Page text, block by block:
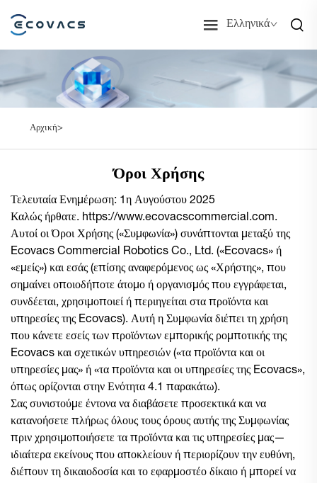
Ελληνικά
Αρχική>
Όροι Χρήσης
Τελευταία Ενημέρωση: 1η Αυγούστου 2025
Καλώς ήρθατε. https://www.ecovacscommercial.com.
Αυτοί οι Όροι Χρήσης («Συμφωνία») συνάπτονται μεταξύ της
Ecovacs Commercial Robotics Co., Ltd. («Ecovacs» ή
«εμείς») και εσάς (επίσης αναφερόμενος ως «Χρήστης», που
σημαίνει οποιοδήποτε άτομο ή οργανισμός που εγγράφεται,
συνδέεται, χρησιμοποιεί ή περιηγείται στα προϊόντα και
υπηρεσίες της Ecovacs). Αυτή η Συμφωνία διέπει τη χρήση
που κάνετε εσείς των προϊόντων εμπορικής ρομποτικής της
Ecovacs και σχετικών υπηρεσιών («τα προϊόντα και οι
υπηρεσίες μας» ή «τα προϊόντα και οι υπηρεσίες της Ecovacs»,
όπως ορίζονται στην Ενότητα 4.1 παρακάτω).
Σας συνιστούμε έντονα να διαβάσετε προσεκτικά και να
κατανοήσετε πλήρως όλους τους όρους αυτής της Συμφωνίας
πριν χρησιμοποιήσετε τα προϊόντα και τις υπηρεσίες μας—
ιδιαίτερα εκείνους που αποκλείουν ή περιορίζουν την ευθύνη,
διέπουν τη δικαιοδοσία και το εφαρμοστέο δίκαιο ή μπορεί να